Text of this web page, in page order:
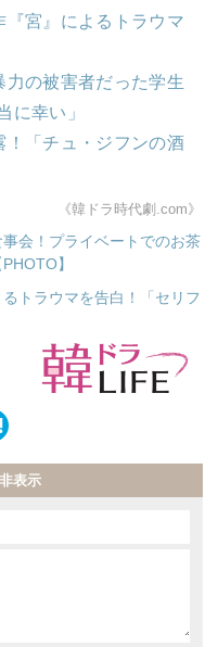
『宮』によるトラウマ
力の被害者だった学生
に幸い」
！「チュ・ジフンの酒
《韓ドラ時代劇.com》
会！プライベートでのお茶
】
トラウマを告白！「セリフ
表示